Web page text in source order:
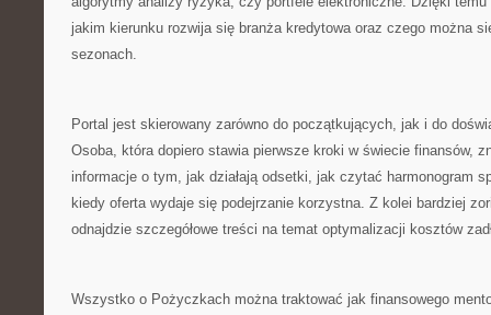
jakim kierunku rozwija się branża kredytowa oraz czego można
sezonach.
Portal jest skierowany zarówno do początkujących, jak i do
Osoba, która dopiero stawia pierwsze kroki w świecie finansów,
informacje o tym, jak działają odsetki, jak czytać harmonogram
kiedy oferta wydaje się podejrzanie korzystna. Z kolei bardziej
odnajdzie szczegółowe treści na temat optymalizacji kosztów
Wszystko o Pożyczkach można traktować jak finansowego